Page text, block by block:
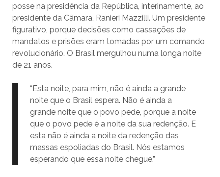
posse na presidência da República, interinamente, ao
presidente da Câmara, Ranieri Mazzilli. Um presidente
figurativo, porque decisões como cassações de
mandatos e prisões eram tomadas por um comando
revolucionário. O Brasil mergulhou numa longa noite
de 21 anos.
“Esta noite, para mim, não é ainda a grande
noite que o Brasil espera. Não é ainda a
grande noite que o povo pede, porque a noite
que o povo pede é a noite da sua redenção. E
esta não é ainda a noite da redenção das
massas espoliadas do Brasil. Nós estamos
esperando que essa noite chegue.”